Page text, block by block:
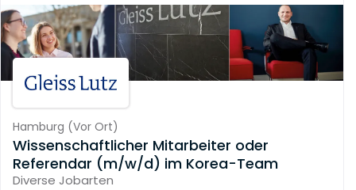
Hamburg (Vor Ort)
Wissenschaftlicher Mitarbeiter oder
Referendar (m/w/d) im Korea-Team
Diverse Jobarten